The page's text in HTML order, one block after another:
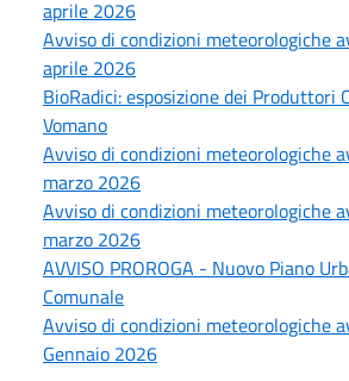
aprile 2026
Avviso di condizioni meteorologiche
aprile 2026
BioRadici: esposizione dei Produttori
Vomano
Avviso di condizioni meteorologiche
marzo 2026
Avviso di condizioni meteorologiche
marzo 2026
AVVISO PROROGA - Nuovo Piano
Comunale
Avviso di condizioni meteorologiche
Gennaio 2026